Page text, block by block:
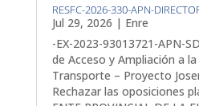
RESFC-2026-330-APN-
Jul 29, 2026 | Enre
-EX-2023-93013721-APN-
de Acceso y Ampliación a
Transporte – Proyecto
Rechazar las oposiciones